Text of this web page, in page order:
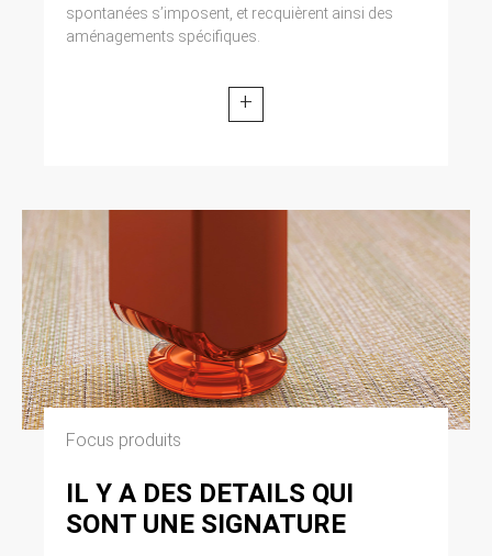
spontanées s’imposent, et recquièrent ainsi des
aménagements spécifiques.
+
Focus produits
IL Y A DES DETAILS QUI
SONT UNE SIGNATURE